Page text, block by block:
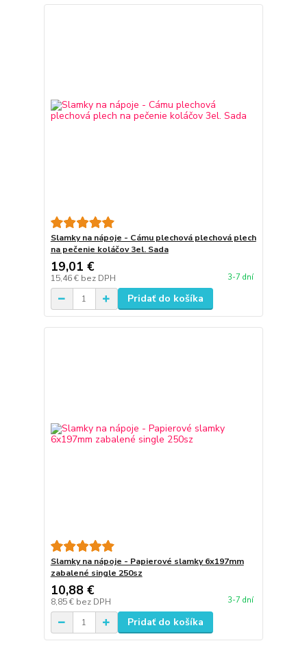
Slamky na nápoje - Cámu plechová plechová plech
na pečenie koláčov 3el. Sada
19,01 €
15,46 € bez DPH 3-7 dní
Pridať do košíka
Slamky na nápoje - Papierové slamky 6x197mm
zabalené single 250sz
10,88 €
8,85 € bez DPH 3-7 dní
Pridať do košíka